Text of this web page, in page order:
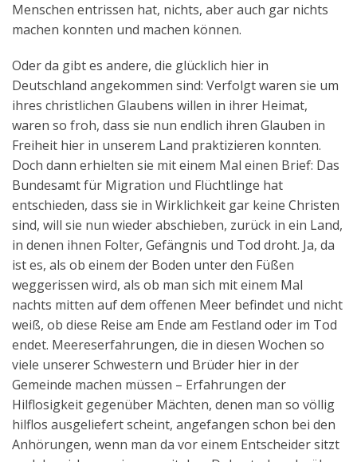
Menschen entrissen hat, nichts, aber auch gar nichts
machen konnten und machen können.
Oder da gibt es andere, die glücklich hier in
Deutschland angekommen sind: Verfolgt waren sie um
ihres christlichen Glaubens willen in ihrer Heimat,
waren so froh, dass sie nun endlich ihren Glauben in
Freiheit hier in unserem Land praktizieren konnten.
Doch dann erhielten sie mit einem Mal einen Brief: Das
Bundesamt für Migration und Flüchtlinge hat
entschieden, dass sie in Wirklichkeit gar keine Christen
sind, will sie nun wieder abschieben, zurück in ein Land,
in denen ihnen Folter, Gefängnis und Tod droht. Ja, da
ist es, als ob einem der Boden unter den Füßen
weggerissen wird, als ob man sich mit einem Mal
nachts mitten auf dem offenen Meer befindet und nicht
weiß, ob diese Reise am Ende am Festland oder im Tod
endet. Meereserfahrungen, die in diesen Wochen so
viele unserer Schwestern und Brüder hier in der
Gemeinde machen müssen – Erfahrungen der
Hilflosigkeit gegenüber Mächten, denen man so völlig
hilflos ausgeliefert scheint, angefangen schon bei den
Anhörungen, wenn man da vor einem Entscheider sitzt